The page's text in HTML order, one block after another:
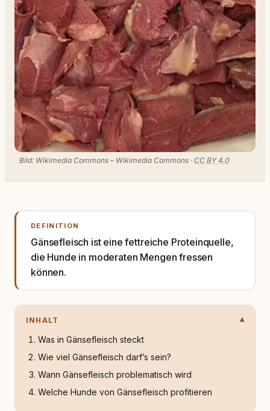
Bild: Wikimedia Commons – Wikimedia Commons · CC BY 4.0
DEFINITION
Gänsefleisch ist eine fettreiche Proteinquelle,
die Hunde in moderaten Mengen fressen
können.
INHALT
Was in Gänsefleisch steckt
Wie viel Gänsefleisch darf’s sein?
Wann Gänsefleisch problematisch wird
Welche Hunde von Gänsefleisch profitieren